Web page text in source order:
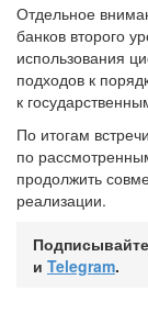
Отдельное
банков второго
использования
подходов к
к
По итогам
по
продолжить
реализации.
и Telegram.